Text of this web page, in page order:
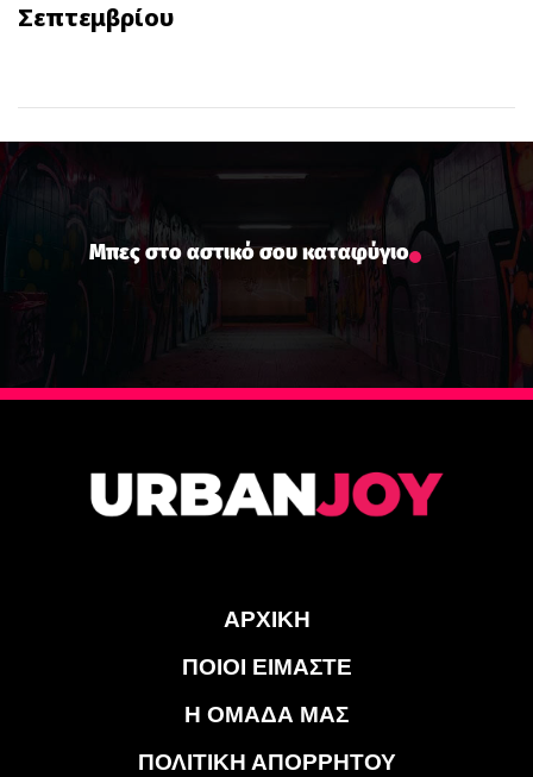
Σεπτεμβρίου
Μπες στο αστικό σου καταφύγιο
ΑΡΧΙΚΗ
ΠΟΙΟΙ ΕΙΜΑΣΤΕ
Η ΟΜΑΔΑ ΜΑΣ
ΠΟΛΙΤΙΚΗ ΑΠΟΡΡΗΤΟΥ